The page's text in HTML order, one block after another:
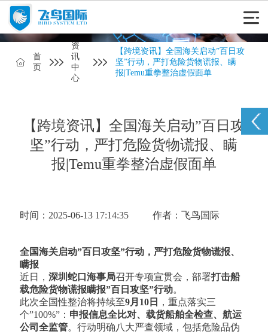
首
页
资
讯
中
心
【跨境资讯】全国海关启动”百日攻
坚”行动，严打危险货物谎报、瞒
报|Temu重拳整治虚假面单
【跨境资讯】全国海关启动”百日攻
坚”行动，严打危险货物谎报、瞒
报|Temu重拳整治虚假面单
时间：2025-06-13 17:14:35 作者：飞鸟国际
全国海关启动”百日攻坚”行动，严打危险货物谎报、
瞒报
近日，深圳蛇口海事局召开专项宣贯会，部署打击船
载危险货物谎报瞒报”百日攻坚”行动。
此次全国性整治将持续至9月10日
，重点落实三
个”100%”： 申报信息全比对、载货船舶全检查、航运
公司全监管。行动明确八大严查领域，包括危险品伪